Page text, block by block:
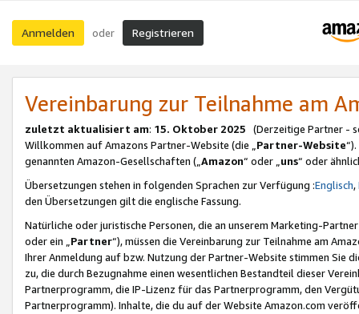
Anmelden oder Registrieren
Vereinbarung zur Teilnahme am
zuletzt aktualisiert am: 15. Oktober 2025 (Derzeitige Partner -
Willkommen auf Amazons Partner-Website (die „Partner-Website
genannten Amazon-Gesellschaften („Amazon“ oder „uns“ oder
Übersetzungen stehen in folgenden Sprachen zur Verfügung :Englisch,
den Übersetzungen gilt die englische Fassung.
Natürliche oder juristische Personen, die an unserem Marketing-
oder ein „Partner“), müssen die Vereinbarung zur Teilnahme am
Ihrer Anmeldung auf bzw. Nutzung der Partner-Website stimmen Sie
zu, die durch Bezugnahme einen wesentlichen Bestandteil dieser
Partnerprogramm, die IP-Lizenz für das Partnerprogramm, den
Partnerprogramm). Inhalte, die du auf der Website Amazon.com